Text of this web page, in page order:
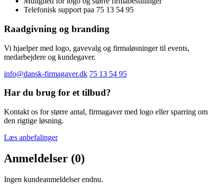
Telefonisk support paa 75 13 54 95
Raadgivning og branding
Vi hjaelper med logo, gavevalg og firmaløsninger til events,
medarbejdere og kundegaver.
info@dansk-firmagaver.dk 75 13 54 95
Har du brug for et tilbud?
Kontakt os for større antal, firmagaver med logo eller sparring om
den rigtige løsning.
Læs anbefalinger
Anmeldelser (0)
Ingen kundeanmeldelser endnu.